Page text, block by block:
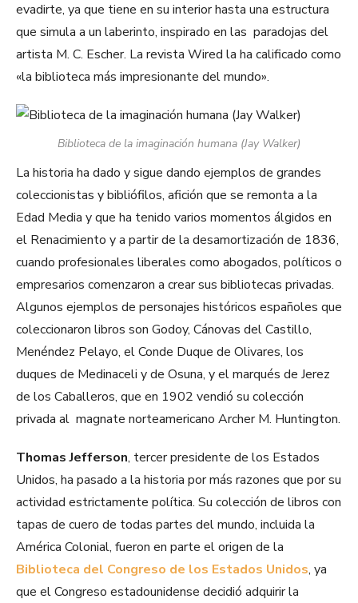
evadirte, ya que tiene en su interior hasta una estructura
que simula a un laberinto, inspirado en las paradojas del
artista M. C. Escher. La revista Wired la ha calificado como
«la biblioteca más impresionante del mundo».
Biblioteca de la imaginación humana (Jay Walker)
La historia ha dado y sigue dando ejemplos de grandes
coleccionistas y bibliófilos, afición que se remonta a la
Edad Media y que ha tenido varios momentos álgidos en
el Renacimiento y a partir de la desamortización de 1836,
cuando profesionales liberales como abogados, políticos o
empresarios comenzaron a crear sus bibliotecas privadas.
Algunos ejemplos de personajes históricos españoles que
coleccionaron libros son Godoy, Cánovas del Castillo,
Menéndez Pelayo, el Conde Duque de Olivares, los
duques de Medinaceli y de Osuna, y el marqués de Jerez
de los Caballeros, que en 1902 vendió su colección
privada al magnate norteamericano Archer M. Huntington.
Thomas Jefferson, tercer presidente de los Estados
Unidos, ha pasado a la historia por más razones que por su
actividad estrictamente política. Su colección de libros con
tapas de cuero de todas partes del mundo, incluida la
América Colonial, fueron en parte el origen de la
Biblioteca del Congreso de los Estados Unidos, ya
que el Congreso estadounidense decidió adquirir la